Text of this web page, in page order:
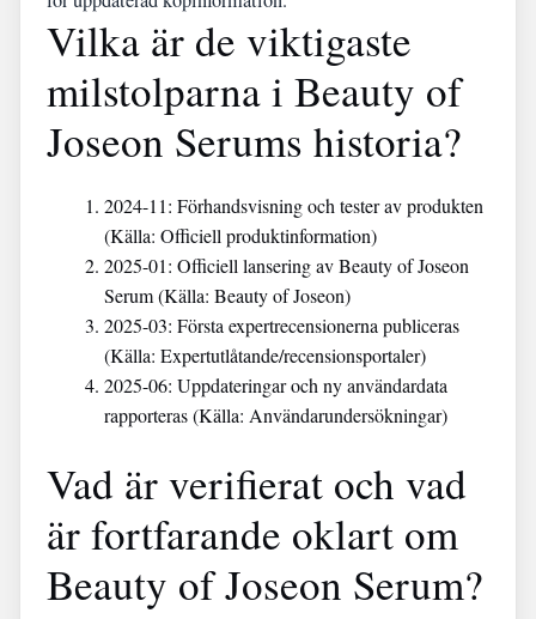
Vilka är de viktigaste
milstolparna i Beauty of
Joseon Serums historia?
2024-11: Förhandsvisning och tester av produkten
(Källa: Officiell produktinformation)
2025-01: Officiell lansering av Beauty of Joseon
Serum (Källa: Beauty of Joseon)
2025-03: Första expertrecensionerna publiceras
(Källa: Expertutlåtande/recensionsportaler)
2025-06: Uppdateringar och ny användardata
rapporteras (Källa: Användarundersökningar)
Vad är verifierat och vad
är fortfarande oklart om
Beauty of Joseon Serum?